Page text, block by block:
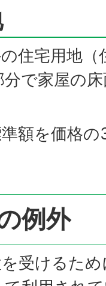
住宅用地
で家屋の
額を価格
例外
受けるた